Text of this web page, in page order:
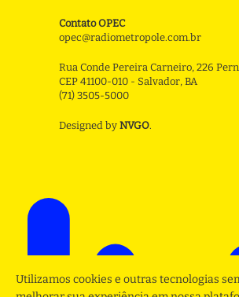
Contato OPEC
opec@radiometropole.com.br
Rua Conde Pereira Carneiro, 226
CEP 41100-010 - Salvador, BA
(71) 3505-5000
Designed by NVGO.
Utilizamos cookies e outras tecnologias